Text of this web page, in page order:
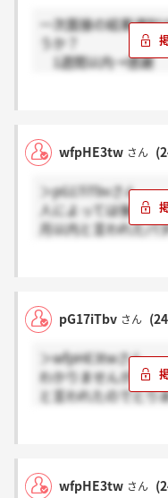
一次面接の結果通知
うか？
1週間以内→感謝
wfpHE3tw さん
＞pG17iTbvさん
人によっては後日連
月以内と言われたパ
pG17iTbv さん
＞wfpHE3twさん
わかりませんが、私
と言われたのでとり
wfpHE3tw さん